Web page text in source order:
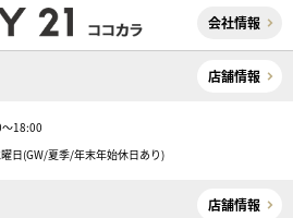
会社情報
店舗情報
18:00
日(GW/夏季/年末年始休日あり)
店舗情報